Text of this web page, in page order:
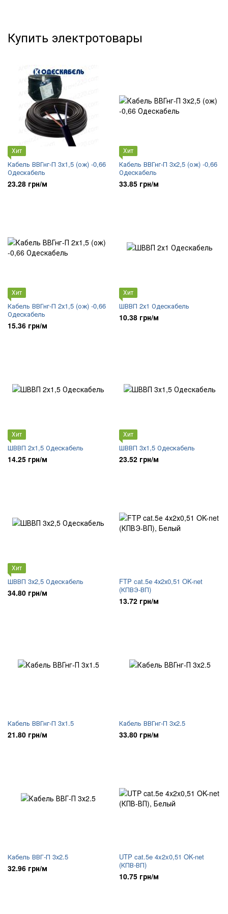
Купить электротовары
Хит
Кабель ВВГнг-П 3х1,5 (ож) -0,66
Одескабель
23.28 грн/м
Хит
Кабель ВВГнг-П 3х2,5 (ож) -0,66
Одескабель
33.85 грн/м
Хит
Кабель ВВГнг-П 2х1,5 (ож) -0,66
Одескабель
15.36 грн/м
Хит
ШВВП 2х1 Одескабель
10.38 грн/м
Хит
ШВВП 2х1,5 Одескабель
14.25 грн/м
Хит
ШВВП 3х1,5 Одескабель
23.52 грн/м
Хит
ШВВП 3х2,5 Одескабель
34.80 грн/м
FTP cat.5е 4х2х0,51 OK-net
(КПВЭ-ВП)
13.72 грн/м
Кабель ВВГнг-П 3х1.5
21.80 грн/м
Кабель ВВГнг-П 3х2.5
33.80 грн/м
Кабель ВВГ-П 3х2.5
32.96 грн/м
UTP cat.5e 4x2x0,51 OK-net
(КПВ-ВП)
10.75 грн/м